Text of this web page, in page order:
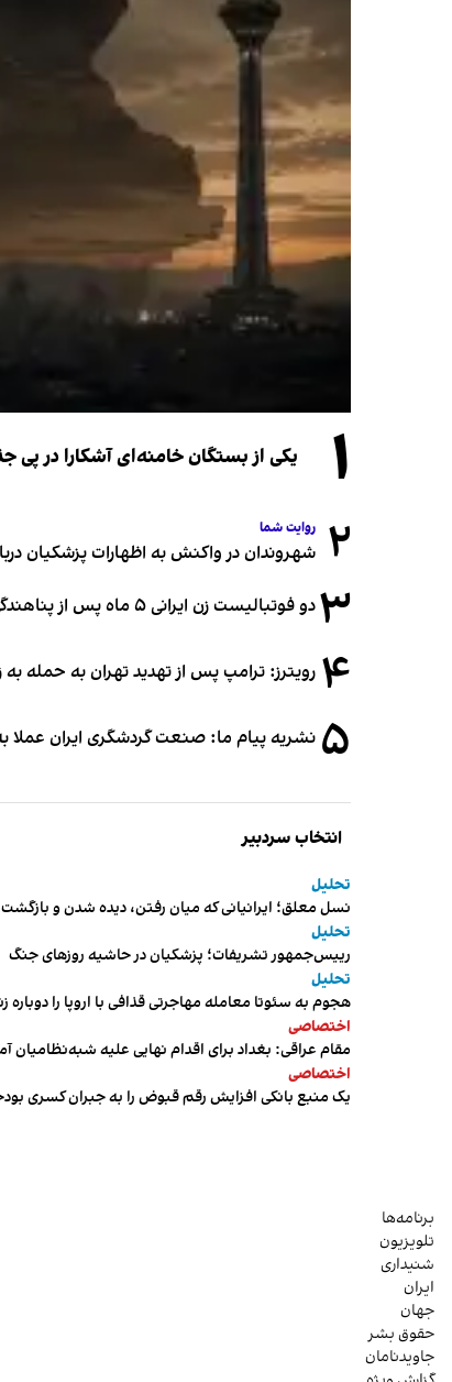
۱ یکی از بستگان خامنه‌ای آشکارا در
۲ روایت شما
شهروندان در واکنش به اظهارات پزشکیان
۳دو فوتبالیست زن ایرانی ۵ ماه پس از پناهندگی، شهروند استرالیا شدند
۴ رویترز: ترامپ پس از تهدید تهران به حمله
۵ نشریه پیام ما: صنعت گردشگری ایران
انتخاب سردبیر
تحلیل
نسل معلق؛ ایرانیانی که میان رفتن، دیده شدن و
تحلیل
رییس‌جمهور تشریفات؛ پزشکیان در حاشیه روزهای جنگ
تحلیل
هجوم به سئوتا معامله مهاجرتی قذافی با اروپا را دوباره
اختصاصی
مقام عراقی: بغداد برای اقدام نهایی علیه شبه‌نظامیان
اختصاصی
یک منبع بانکی افزایش رقم قبوض را به جبران کسری
برنامه‌ها
تلویزیون
شنیداری
ایران
جهان
حقوق بشر
جاویدنامان